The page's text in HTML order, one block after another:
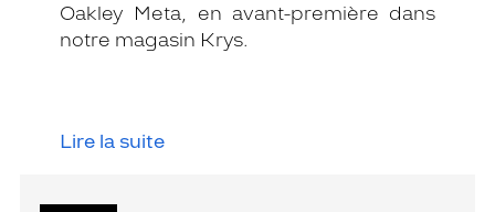
Oakley Meta, en avant-première dans
notre magasin Krys.
Lire la suite